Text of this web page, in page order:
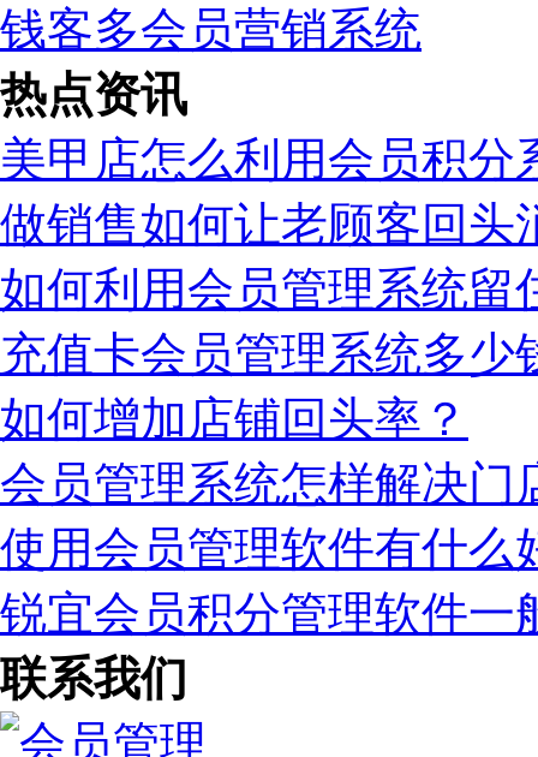
钱客多会员营销系统
热点资讯
美甲店怎么利用会员积分
做销售如何让老顾客回头
如何利用会员管理系统留
充值卡会员管理系统多少
如何增加店铺回头率？
会员管理系统怎样解决门
使用会员管理软件有什么
锐宜会员积分管理软件一
联系我们